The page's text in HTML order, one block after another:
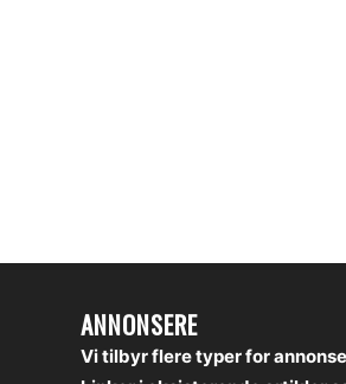
ANNONSERE
Vi tilbyr flere typer for